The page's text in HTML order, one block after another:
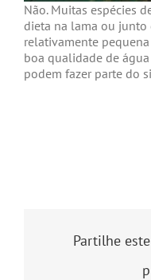
Não. Muitas espécies
dieta na lama ou junto
relativamente
boa qualidade de
podem fazer parte do
Partilhe